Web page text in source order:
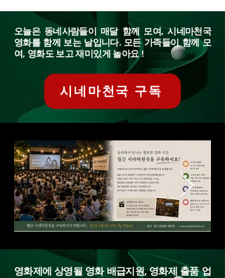
오늘은 동네사람들이 매달 함께 모여, 시네마천국
영화를 함께 보는 날입니다. 모든 가족들이 함께 모
여, 영화도 보고 재미있게 놀아요 !
시네마천국 구독
영화제에 상영될 영화 배급지원, 영화제 출품 업